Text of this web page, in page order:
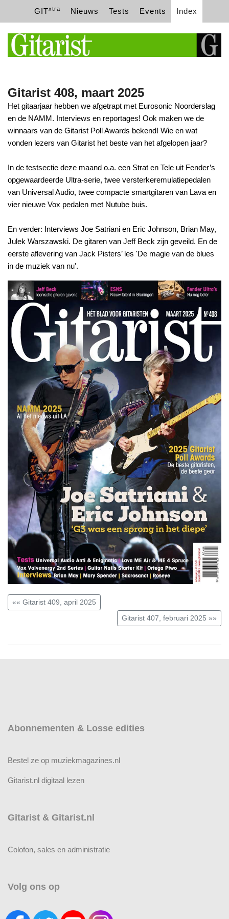
GITxtra Nieuws Tests Events Index
Gitarist 408, maart 2025
Het gitaarjaar hebben we afgetrapt met Eurosonic Noorderslag
en de NAMM. Interviews en reportages! Ook maken we de
winnaars van de Gitarist Poll Awards bekend! Wie en wat
vonden lezers van Gitarist het beste van het afgelopen jaar?
In de testsectie deze maand o.a. een Strat en Tele uit Fender’s
opgewaardeerde Ultra-serie, twee versterkeremulatiepedalen
van Universal Audio, twee compacte smartgitaren van Lava en
vier nieuwe Vox pedalen met Nutube buis.
En verder: Interviews Joe Satriani en Eric Johnson, Brian May,
Julek Warszawski. De gitaren van Jeff Beck zijn geveild. En de
eerste aflevering van Jack Pisters’ les 'De magie van de blues
in de muziek van nu'.
«« Gitarist 409, april 2025
Gitarist 407, februari 2025 »»
Abonnementen & Losse edities
Bestel ze op muziekmagazines.nl
Gitarist.nl digitaal lezen
Gitarist & Gitarist.nl
Colofon, sales en administratie
Volg ons op